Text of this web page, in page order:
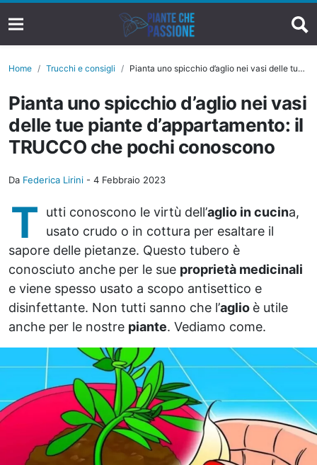
Home Trucchi e consigli Pianta uno spicchio d’aglio nei vasi delle tue piante d’appartamento: il TRUCCO che pochi conoscono
Pianta uno spicchio d’aglio nei vasi
delle tue piante d’appartamento: il
TRUCCO che pochi conoscono
Da Federica Lirini - 4 Febbraio 2023
T utti conoscono le virtù dell’aglio in cucina,
usato crudo o in cottura per esaltare il
sapore delle pietanze. Questo tubero è
conosciuto anche per le sue proprietà medicinali
e viene spesso usato a scopo antisettico e
disinfettante. Non tutti sanno che l’aglio è utile
anche per le nostre piante. Vediamo come.